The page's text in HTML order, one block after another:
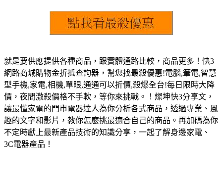
就是要供應提供各種商品，跟實體通路比較，商品更多！快3
網路商城購物金折抵查詢器，幫您找最殺優惠!電腦,筆電,智慧
型手機,家電,相機,單眼,通通可以折價,殺爆全台!每日限時大降
價，夜間激殺價格不手軟，等你來挑戰。！燦坤快3分享文，
讓最懂家電的門市電器達人為你分析各式商品，透過專業、風
趣的文字和影片，教你怎麼挑最適合自己的商品。再加碼為你
不定時獻上最新產品技術的知識分享，一起了解身邊家電、
3C電器產品！